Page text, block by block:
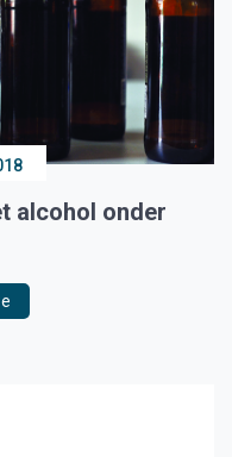
alcohol onder